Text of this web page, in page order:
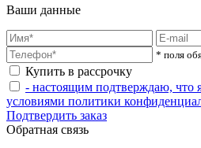
Ваши данные
* поля
Купить в рассрочку
- настоящим подтверждаю, что
условиями политики
Подтвердить заказ
Обратная связь